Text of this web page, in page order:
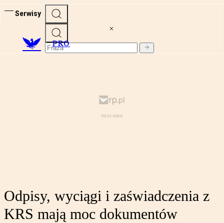
Serwisy
PRO
Odpisy, wyciągi i zaświadczenia z
KRS mają moc dokumentów